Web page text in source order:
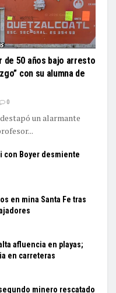
de 50 años bajo arresto
con su alumna de
0
un alarmante
con Boyer desmiente
en mina Santa Fe tras
afluencia en playas;
en carreteras
minero rescatado